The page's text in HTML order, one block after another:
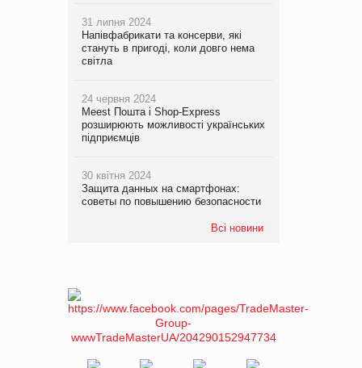
31 липня 2024
Напівфабрикати та консерви, які
стануть в пригоді, коли довго нема
світла
24 червня 2024
Meest Пошта і Shop-Express
розширюють можливості українських
підприємців
30 квітня 2024
Защита данных на смартфонах:
советы по повышению безопасности
Всі новини